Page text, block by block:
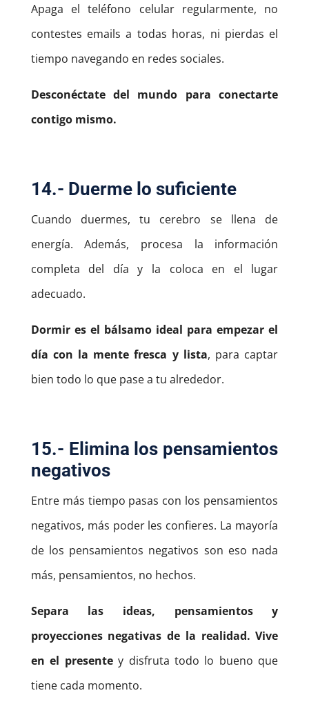
Apaga el teléfono celular regularmente, no
contestes emails a todas horas, ni pierdas el
tiempo navegando en redes sociales.
Desconéctate del mundo para conectarte
contigo mismo.
14.- Duerme lo suficiente
Cuando duermes, tu cerebro se llena de
energía. Además, procesa la información
completa del día y la coloca en el lugar
adecuado.
Dormir es el bálsamo ideal para empezar el
día con la mente fresca y lista, para captar
bien todo lo que pase a tu alrededor.
15.- Elimina los pensamientos
negativos
Entre más tiempo pasas con los pensamientos
negativos, más poder les confieres. La mayoría
de los pensamientos negativos son eso nada
más, pensamientos, no hechos.
Separa las ideas, pensamientos y
proyecciones negativas de la realidad. Vive
en el presentey disfruta todo lo bueno que
tiene cada momento.